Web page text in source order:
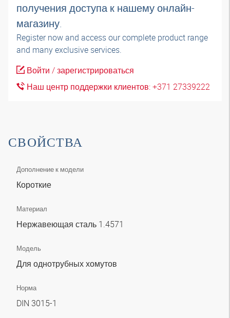
получения доступа к нашему онлайн-
магазину.
Register now and access our complete product range
and many exclusive services.
Войти / зарегистрироваться
Наш центр поддержки клиентов: +371 27339222
СВОЙСТВА
Дополнение к модели
Короткие
Материал
Нержавеющая сталь 1.4571
Модель
Для однотрубных хомутов
Норма
DIN 3015-1